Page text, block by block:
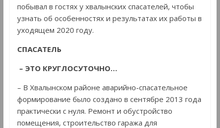
побывал в гостях у хвалынских спасателей, чтобы
узнать об особенностях и результатах их работы в
уходящем 2020 году.
СПАСАТЕЛЬ
– ЭТО КРУГЛОСУТОЧНО…
– В Хвалынском районе аварийно-спасательное
формирование было создано в сентябре 2013 года
практически с нуля. Ремонт и обустройство
помещения, строительство гаража для